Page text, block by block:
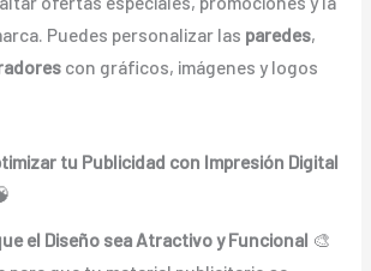
Puedes personalizar las paredes,
con gráficos, imágenes y logos
tu Publicidad con Impresión Digital
el Diseño sea Atractivo y Funcional 🎨